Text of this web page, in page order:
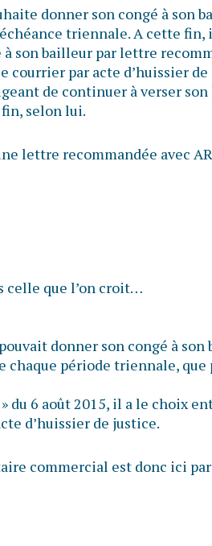
donner son congé à son
triennale. A cette fin,
son bailleur par lettre
courrier par acte d’huissier
de continuer à verser
selon lui.
lettre recommandée avec
celle que l’on croit…
donner son congé à son
chaque période triennale, que
du 6 août 2015, il a le choix
d’huissier de justice.
commercial est donc ici